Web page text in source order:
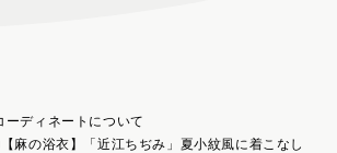
ーディネートについて
麻の浴衣】「近江ちぢみ」夏小紋風に着こなし